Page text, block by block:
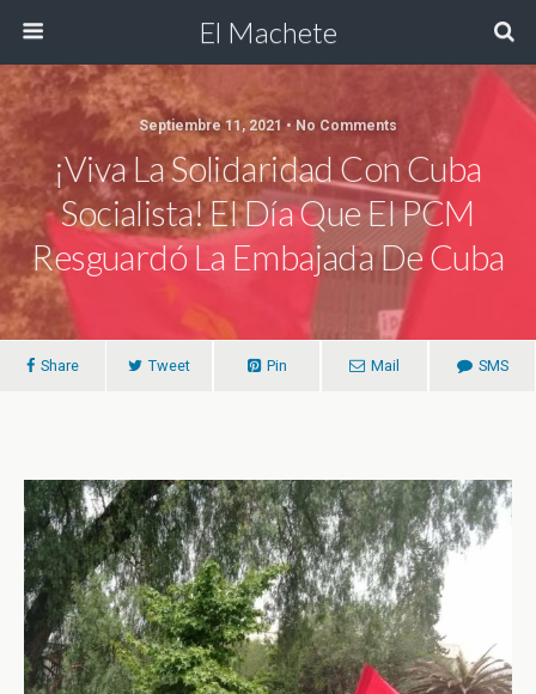
El Machete
Septiembre 11, 2021 • No Comments
¡Viva La Solidaridad Con Cuba
Socialista! El Día Que El PCM
Resguardó La Embajada De Cuba
Share Tweet Pin Mail SMS